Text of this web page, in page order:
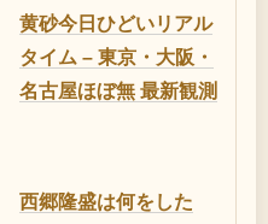
黄砂今日ひどいリアル
タイム – 東京・大阪・
名古屋ほぼ無 最新観測
西郷隆盛は何をした